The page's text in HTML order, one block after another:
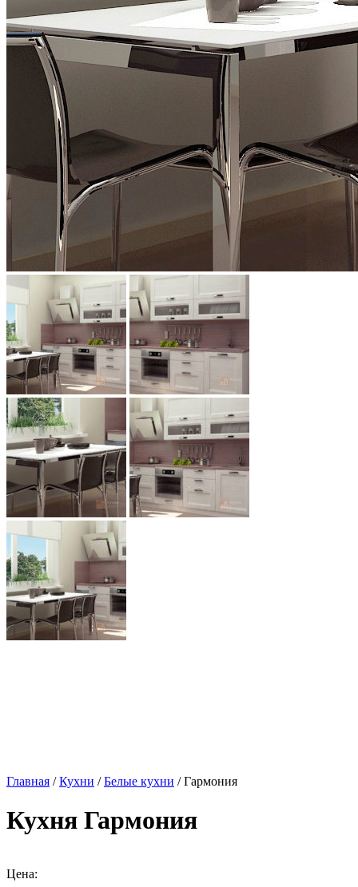
Главная /Кухни /Белые кухни / Гармония
Кухня Гармония
Цена: